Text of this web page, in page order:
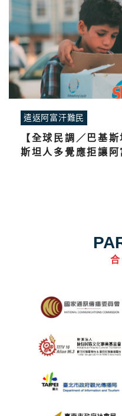
遣返阿富汗難民
【全球民調／巴基
斯坦人多覺應拒讓